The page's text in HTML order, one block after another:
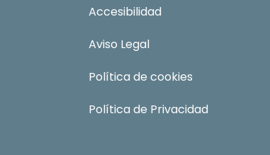
Accesibilidad
Aviso Legal
Política de cookies
Política de Privacidad